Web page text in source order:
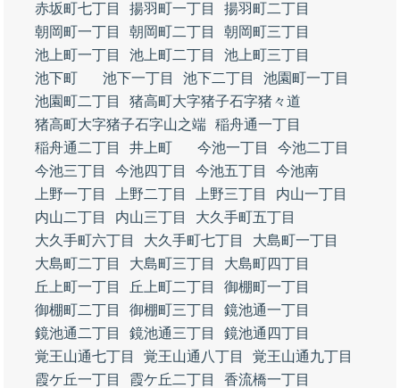
赤坂町七丁目
揚羽町一丁目
揚羽町二丁目
朝岡町一丁目
朝岡町二丁目
朝岡町三丁目
池上町一丁目
池上町二丁目
池上町三丁目
池下町
池下一丁目 池下二丁目
池園町一丁目
池園町二丁目
猪高町大字猪子石字猪々道
猪高町大字猪子石字山之端 稲舟通一丁目
稲舟通二丁目
井上町 今池一丁目
今池二丁目
今池三丁目
今池四丁目 今池五丁目
今池南
上野一丁目
上野二丁目 上野三丁目
内山一丁目
内山二丁目
内山三丁目
大久手町五丁目
大久手町六丁目
大久手町七丁目
大島町一丁目
大島町二丁目
大島町三丁目
大島町四丁目
丘上町一丁目
丘上町二丁目
御棚町一丁目
御棚町二丁目
御棚町三丁目
鏡池通一丁目
鏡池通二丁目
鏡池通三丁目
鏡池通四丁目
覚王山通七丁目
覚王山通八丁目
覚王山通九丁目
霞ケ丘一丁目
霞ケ丘二丁目
香流橋一丁目